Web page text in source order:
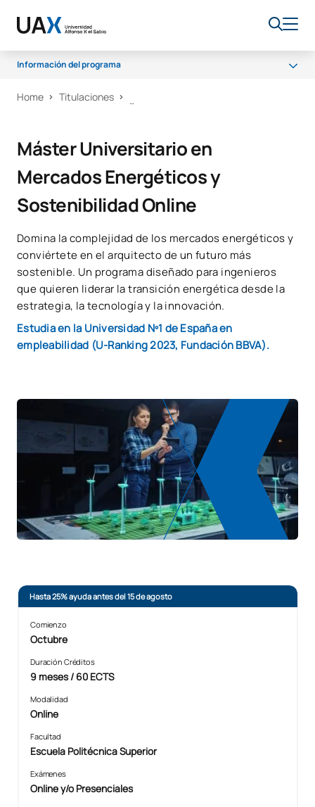
Información del programa
Qué vas a aprender
Salidas profesionales
Becas y ayudas
Home Titulaciones
Máster Universitario en
Mercados Energéticos y
Sostenibilidad Online
Domina la complejidad de los mercados energéticos y
conviértete en el arquitecto de un futuro más
sostenible. Un programa diseñado para ingenieros
que quieren liderar la transición energética desde la
estrategia, la tecnología y la innovación.
Estudia en la Universidad Nº1 de España en
empleabilidad (U-Ranking 2023, Fundación BBVA).
Hasta 25% ayuda antes del 15 de agosto
Comienzo
Octubre
Duración Créditos
9 meses / 60 ECTS
Modalidad
Online
Facultad
Escuela Politécnica Superior
Exámenes
Online y/o Presenciales